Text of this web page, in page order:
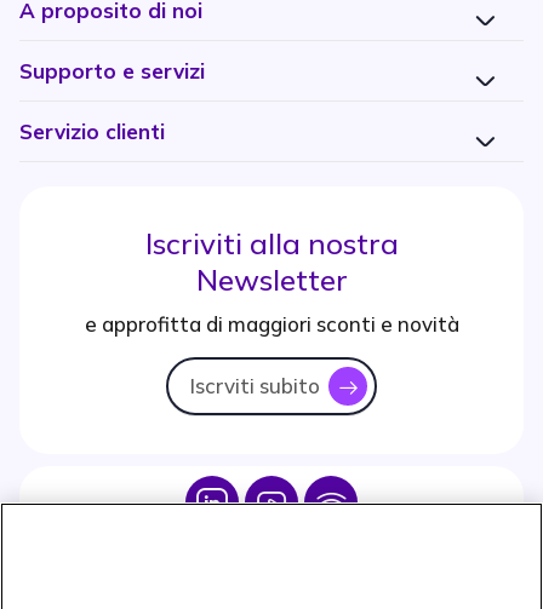
A proposito di noi
Supporto e servizi
Servizio clienti
Iscriviti alla nostra
Newsletter
e approfitta di maggiori sconti e novità
Iscrviti subito icon
Icon IconIcon